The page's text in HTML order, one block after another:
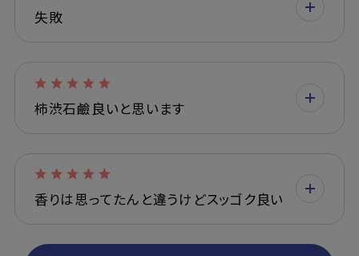
失敗
柿渋石鹼良いと思います
香りは思ってたんと違うけどスッゴク良い